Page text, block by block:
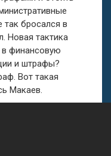
так бросался в
Новая тактика
финансовую
и штрафы?
Вот такая
Макаев.